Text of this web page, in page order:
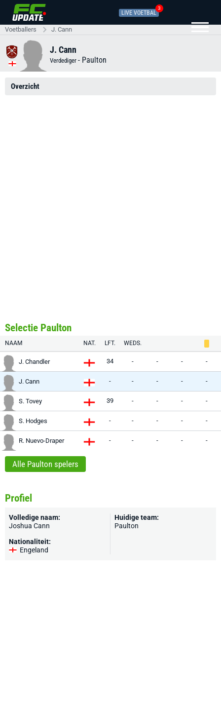
LIVE VOETBAL
3
Voetballers J. Cann
J. Cann
Verdediger - Paulton
Overzicht
Selectie Paulton
NAAM NAT. LFT. WEDS.
J. Chandler 34 - - - -
J. Cann - - - - -
S. Tovey 39 - - - -
S. Hodges - - - - -
R. Nuevo-Draper - - - - -
Alle Paulton spelers
Profiel
Volledige naam:
Joshua Cann
Nationaliteit:
Engeland
Huidige team:
Paulton